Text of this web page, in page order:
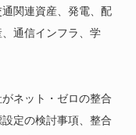
関連資産、発電、配
通信インフラ、学
ネット・ゼロの整合
定の検討事項、整合